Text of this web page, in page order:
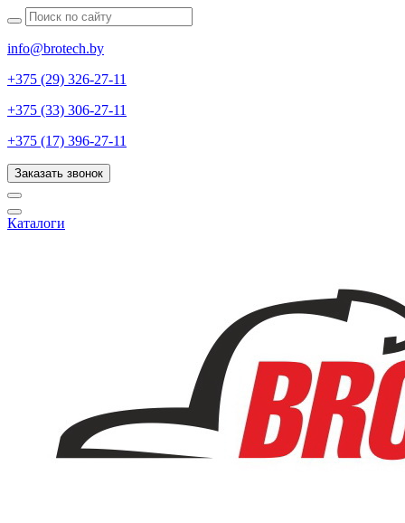
info@brotech.by
+375 (29) 326-27-11
+375 (33) 306-27-11
+375 (17) 396-27-11
Заказать звонок
Каталоги